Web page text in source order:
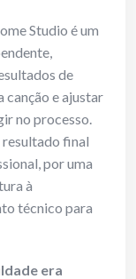
Studio é um
de
canção e ajustar
no processo.
resultado final
por uma
à
técnico para
era